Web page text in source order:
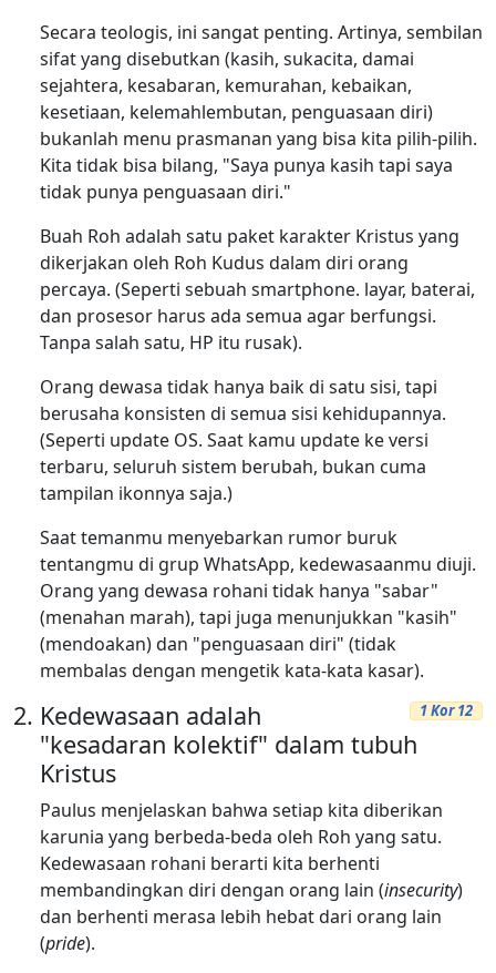
Secara teologis, ini sangat penting. Artinya, sembilan
sifat yang disebutkan (kasih, sukacita, damai
sejahtera, kesabaran, kemurahan, kebaikan,
kesetiaan, kelemahlembutan, penguasaan diri)
bukanlah menu prasmanan yang bisa kita pilih-pilih.
Kita tidak bisa bilang, "Saya punya kasih tapi saya
tidak punya penguasaan diri."
Buah Roh adalah satu paket karakter Kristus yang
dikerjakan oleh Roh Kudus dalam diri orang
percaya. (Seperti sebuah smartphone. layar, baterai,
dan prosesor harus ada semua agar berfungsi.
Tanpa salah satu, HP itu rusak).
Orang dewasa tidak hanya baik di satu sisi, tapi
berusaha konsisten di semua sisi kehidupannya.
(Seperti update OS. Saat kamu update ke versi
terbaru, seluruh sistem berubah, bukan cuma
tampilan ikonnya saja.)
Saat temanmu menyebarkan rumor buruk
tentangmu di grup WhatsApp, kedewasaanmu diuji.
Orang yang dewasa rohani tidak hanya "sabar"
(menahan marah), tapi juga menunjukkan "kasih"
(mendoakan) dan "penguasaan diri" (tidak
membalas dengan mengetik kata-kata kasar).
1 Kor 12
Kedewasaan adalah
"kesadaran kolektif" dalam tubuh
Kristus
Paulus menjelaskan bahwa setiap kita diberikan
karunia yang berbeda-beda oleh Roh yang satu.
Kedewasaan rohani berarti kita berhenti
membandingkan diri dengan orang lain (insecurity)
dan berhenti merasa lebih hebat dari orang lain
(pride).